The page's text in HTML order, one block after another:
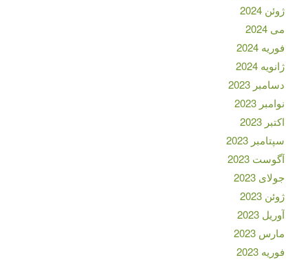
ژوئن 2024
می 2024
فوریه 2024
ژانویه 2024
دسامبر 2023
نوامبر 2023
اکتبر 2023
سپتامبر 2023
آگوست 2023
جولای 2023
ژوئن 2023
آوریل 2023
مارس 2023
فوریه 2023